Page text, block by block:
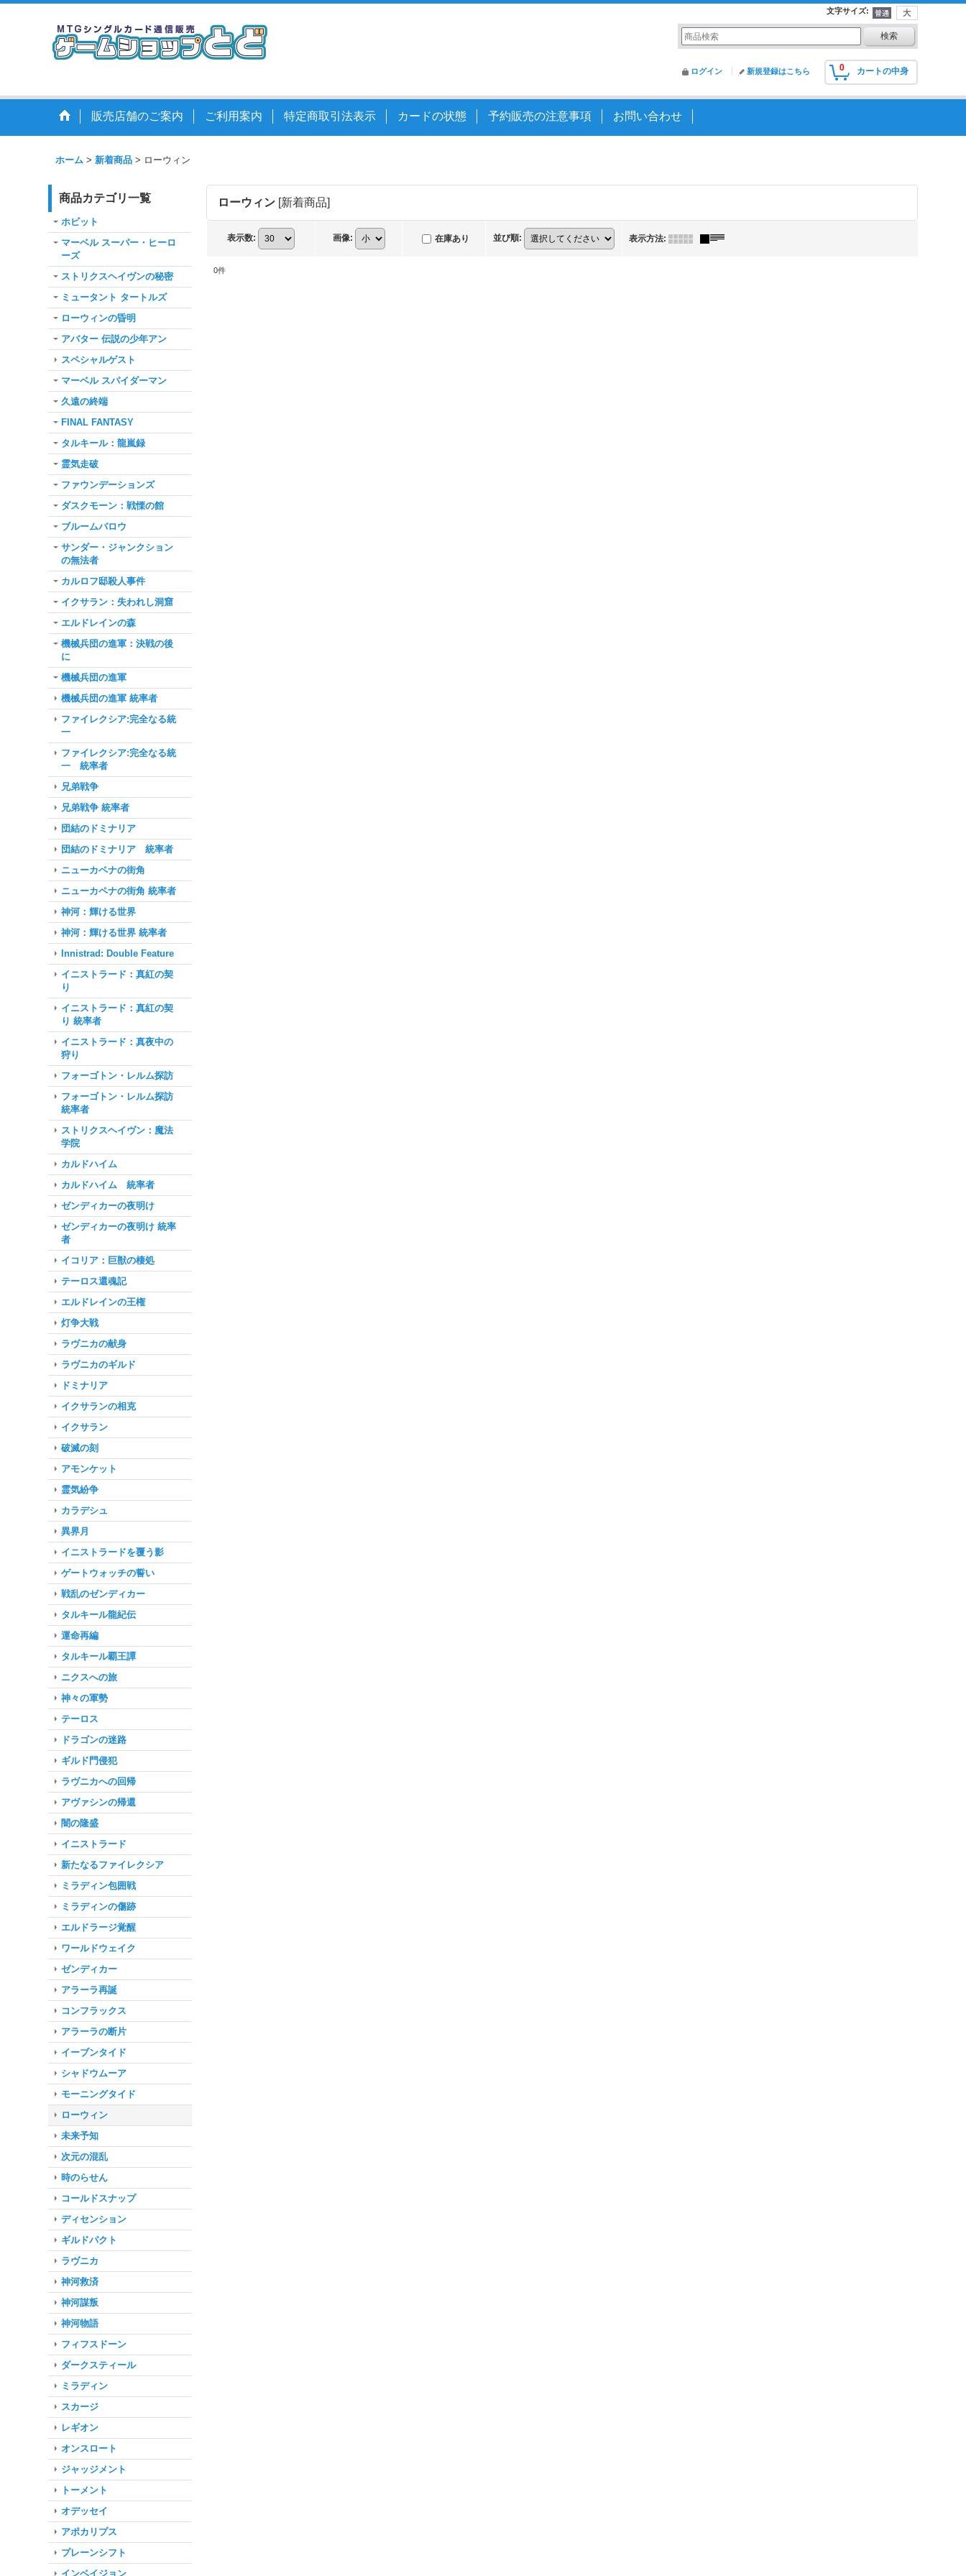
文字サイズ:
0 カートの中身
ログイン 新規登録はこちら
販売店舗のご案内 ご利用案内 特定商取引法表示 カードの状態 予約販売の注意事項 お問い合わせ
ホーム > 新着商品 > ローウィン
商品カテゴリ一覧
ホビット
マーベル スーパー・ヒーロ
ーズ
ストリクスヘイヴンの秘密
ミュータント タートルズ
ローウィンの昏明
アバター 伝説の少年アン
スペシャルゲスト
マーベル スパイダーマン
久遠の終端
FINAL FANTASY
タルキール：龍嵐録
霊気走破
ファウンデーションズ
ダスクモーン：戦慄の館
ブルームバロウ
サンダー・ジャンクション
の無法者
カルロフ邸殺人事件
イクサラン：失われし洞窟
エルドレインの森
機械兵団の進軍：決戦の後
に
機械兵団の進軍
機械兵団の進軍 統率者
ファイレクシア:完全なる統
一
ファイレクシア:完全なる統
一 統率者
兄弟戦争
兄弟戦争 統率者
団結のドミナリア
団結のドミナリア 統率者
ニューカペナの街角
ニューカペナの街角 統率者
神河：輝ける世界
神河：輝ける世界 統率者
Innistrad: Double Feature
イニストラード：真紅の契
り
イニストラード：真紅の契
り 統率者
イニストラード：真夜中の
狩り
フォーゴトン・レルム探訪
フォーゴトン・レルム探訪
統率者
ストリクスヘイヴン：魔法
学院
カルドハイム
カルドハイム 統率者
ゼンディカーの夜明け
ゼンディカーの夜明け 統率
者
イコリア：巨獣の棲処
テーロス還魂記
エルドレインの王権
灯争大戦
ラヴニカの献身
ラヴニカのギルド
ドミナリア
イクサランの相克
イクサラン
破滅の刻
アモンケット
霊気紛争
カラデシュ
異界月
イニストラードを覆う影
ゲートウォッチの誓い
戦乱のゼンディカー
タルキール龍紀伝
運命再編
タルキール覇王譚
ニクスへの旅
神々の軍勢
テーロス
ドラゴンの迷路
ギルド門侵犯
ラヴニカへの回帰
アヴァシンの帰還
闇の隆盛
イニストラード
新たなるファイレクシア
ミラディン包囲戦
ミラディンの傷跡
エルドラージ覚醒
ワールドウェイク
ゼンディカー
アラーラ再誕
コンフラックス
アラーラの断片
イーブンタイド
シャドウムーア
モーニングタイド
ローウィン
未来予知
次元の混乱
時のらせん
コールドスナップ
ディセンション
ギルドパクト
ラヴニカ
神河救済
神河謀叛
神河物語
フィフスドーン
ダークスティール
ミラディン
スカージ
レギオン
オンスロート
ジャッジメント
トーメント
オデッセイ
アポカリプス
プレーンシフト
インベイジョン
ローウィン [新着商品]
表示数: 画像: 在庫あり 並び順: 表示方法:
0件